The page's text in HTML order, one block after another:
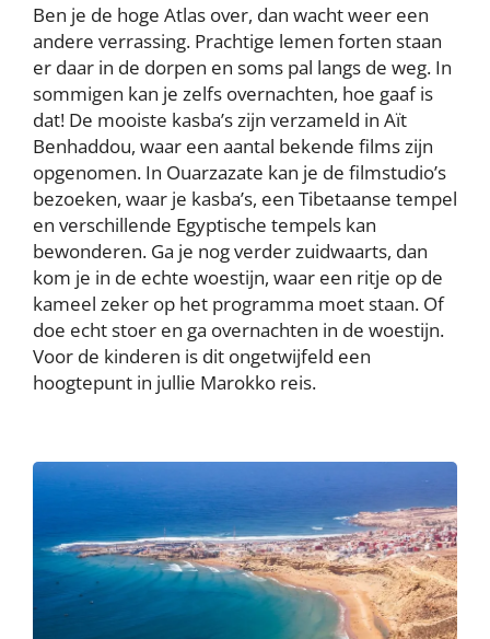
Ben je de hoge Atlas over, dan wacht weer een
andere verrassing. Prachtige lemen forten staan
er daar in de dorpen en soms pal langs de weg. In
sommigen kan je zelfs overnachten, hoe gaaf is
dat! De mooiste kasba’s zijn verzameld in Aït
Benhaddou, waar een aantal bekende films zijn
opgenomen. In Ouarzazate kan je de filmstudio’s
bezoeken, waar je kasba’s, een Tibetaanse tempel
en verschillende Egyptische tempels kan
bewonderen. Ga je nog verder zuidwaarts, dan
kom je in de echte woestijn, waar een ritje op de
kameel zeker op het programma moet staan. Of
doe echt stoer en ga overnachten in de woestijn.
Voor de kinderen is dit ongetwijfeld een
hoogtepunt in jullie Marokko reis.